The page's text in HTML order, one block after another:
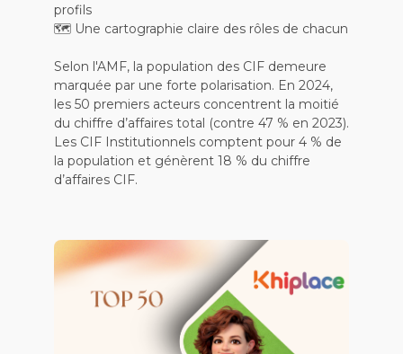
profils
🗺️ Une cartographie claire des rôles de chacun
Selon l'AMF, la population des CIF demeure
marquée par une forte polarisation. En 2024,
les 50 premiers acteurs concentrent la moitié
du chiffre d’affaires total (contre 47 % en 2023).
Les CIF Institutionnels comptent pour 4 % de
la population et génèrent 18 % du chiffre
d’affaires CIF.